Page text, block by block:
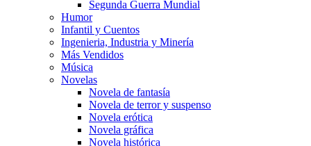
Segunda Guerra Mundial
Humor
Infantil y Cuentos
Ingenieria, Industria y Minería
Más Vendidos
Música
Novelas
Novela de fantasía
Novela de terror y suspenso
Novela erótica
Novela gráfica
Novela histórica